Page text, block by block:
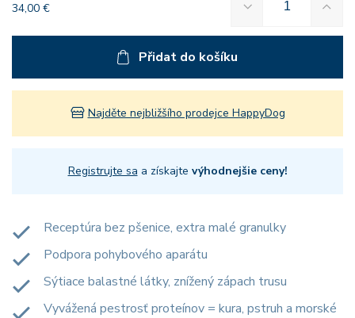
34,00 €
Přidat do košíku
Najděte nejbližšího prodejce HappyDog
Registrujte sa a získajte výhodnejšie ceny!
Receptúra bez pšenice, extra malé granulky
Podpora pohybového aparátu
Sýtiace balastné látky, znížený zápach trusu
Vyvážená pestrosť proteínov = kura, pstruh a morské